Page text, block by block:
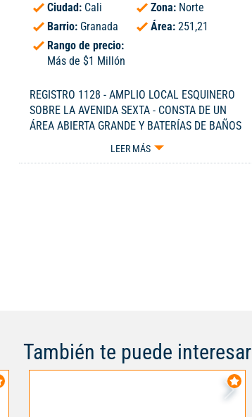
Ciudad: Cali Zona: Norte
Barrio: Granada Área: 251,21
Rango de precio:
Más de $1 Millón
REGISTRO 1128 - AMPLIO LOCAL ESQUINERO
SOBRE LA AVENIDA SEXTA - CONSTA DE UN
ÁREA ABIERTA GRANDE Y BATERÍAS DE BAÑOS
- HAY MUCHOS PARQUEADEROS PÚBLICOS
ALREDEDOR - EL CANON ES MAS IVA -
LEER MÁS
También te puede interesar